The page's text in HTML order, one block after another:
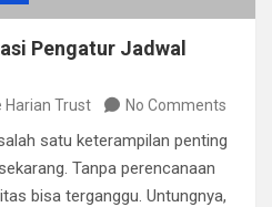
Pengatur Jadwal
Harian Trust No Comments
satu keterampilan penting
Tanpa perencanaan
bisa terganggu. Untungnya,